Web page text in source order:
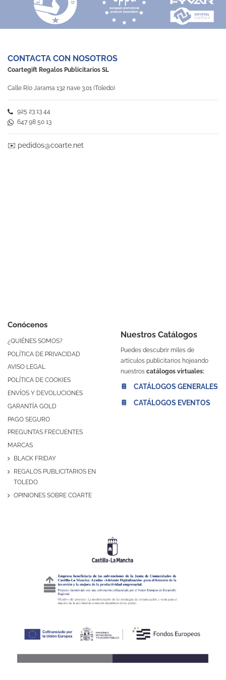
product experience
Positive
100%
Neutral
Negative
0%
empresa que todo el mundo necesita.
Conócenos
¿QUIÉNES SOMOS?
POLÍTICA DE PRIVACIDAD
AVISO LEGAL
POLÍTICA DE COOKIES
ENVÍOS Y DEVOLUCIONES
GARANTÍA GOLD
PAGO SEGURO
PREGUNTAS FRECUENTES
MARCAS
BLACK FRIDAY
REGALOS PUBLICITARIOS EN
TOLEDO
OPINIONES SOBRE COARTE
Nuestros Catálogos
Puedes descubrir miles de
artículos publicitarios hojeando
nuestros catálogos virtuales:
📔 CATÁLOGOS GENERALES
📔 CATÁLOGOS EVENTOS
CONTACTA CON NOSOTROS
Coartegift Regalos Publicitarios SL
Calle Río Jarama 132 nave 3.01 (Toledo)
925 23 13 44
647 98 50 13
✉️ pedidos@coarte.net